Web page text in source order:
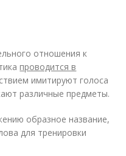
отношения к
проводится в
имитируют голоса
различные предметы.
образное название,
для тренировки